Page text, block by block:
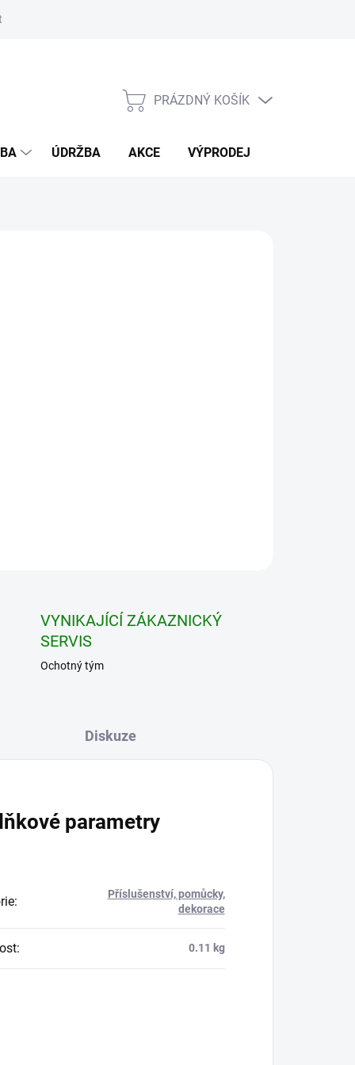
bambusu
NÁKUPNÍ
PRÁZDNÝ KOŠÍK
ÚDRŽBA AKCE VÝPRODEJ
VYNIKAJÍCÍ ZÁKAZNICKÝ
SERVIS
Ochotný tým
Diskuze
parametry
:
Příslušenství, pomůcky,
dekorace
: 0.11 kg